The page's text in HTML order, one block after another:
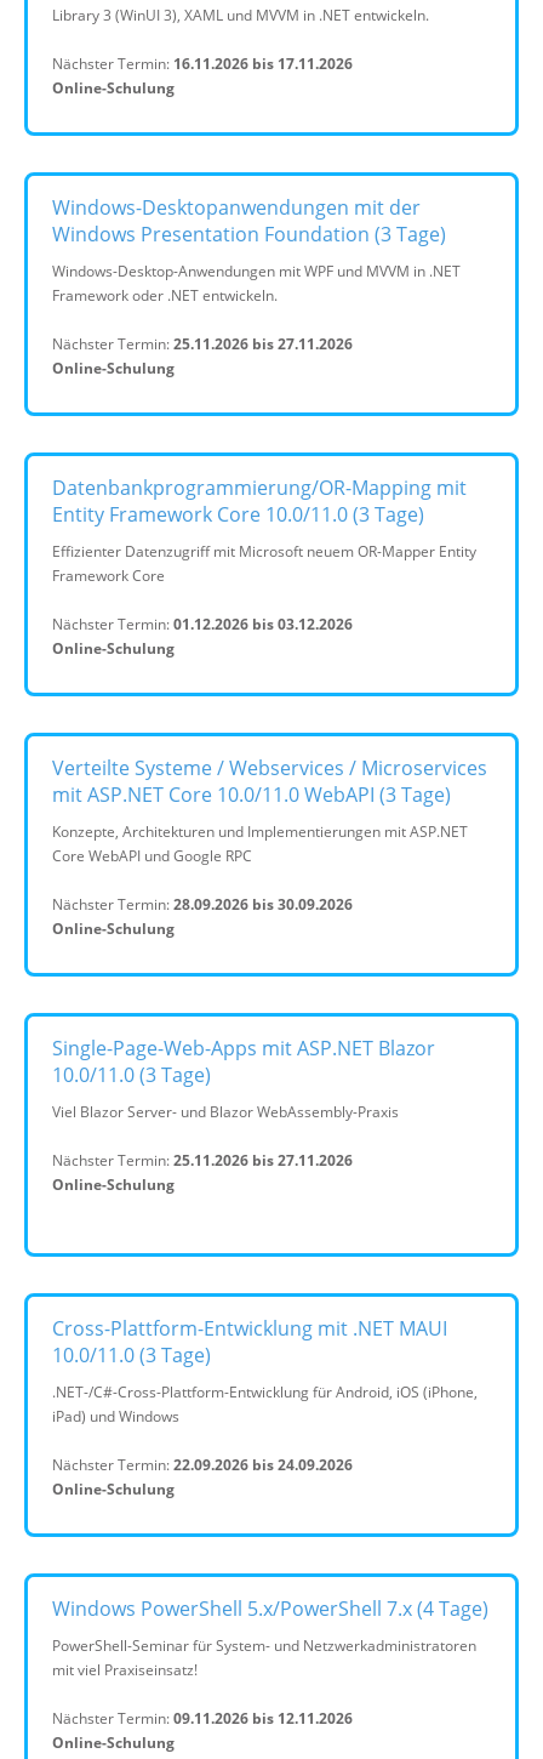
Library 3 (WinUI 3), XAML und MVVM in .NET entwickeln.
Nächster Termin: 16.11.2026 bis 17.11.2026
Online-Schulung
Windows-Desktopanwendungen mit der
Windows Presentation Foundation (3 Tage)
Windows-Desktop-Anwendungen mit WPF und MVVM in .NET
Framework oder .NET entwickeln.
Nächster Termin:25.11.2026 bis 27.11.2026
Online-Schulung
Datenbankprogrammierung/OR-Mapping mit
Entity Framework Core 10.0/11.0 (3 Tage)
Effizienter Datenzugriff mit Microsoft neuem OR-Mapper Entity
Framework Core
Nächster Termin:01.12.2026 bis 03.12.2026
Online-Schulung
Verteilte Systeme / Webservices / Microservices
mit ASP.NET Core 10.0/11.0 WebAPI (3 Tage)
Konzepte, Architekturen und Implementierungen mit ASP.NET
Core WebAPI und Google RPC
Nächster Termin:28.09.2026 bis 30.09.2026
Online-Schulung
Single-Page-Web-Apps mit ASP.NET Blazor
10.0/11.0 (3 Tage)
Viel Blazor Server- und Blazor WebAssembly-Praxis
Nächster Termin:25.11.2026 bis 27.11.2026
Online-Schulung
Cross-Plattform-Entwicklung mit .NET MAUI
10.0/11.0 (3 Tage)
.NET-/C#-Cross-Plattform-Entwicklung für Android, iOS (iPhone,
iPad) und Windows
Nächster Termin:22.09.2026 bis 24.09.2026
Online-Schulung
Windows PowerShell 5.x/PowerShell 7.x (4 Tage)
PowerShell-Seminar für System- und Netzwerkadministratoren
mit viel Praxiseinsatz!
Nächster Termin:09.11.2026 bis 12.11.2026
Online-Schulung